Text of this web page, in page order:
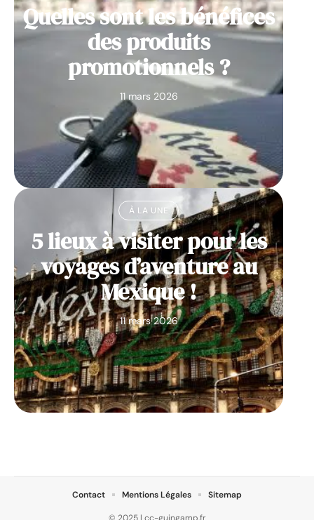
Quelles sont les bénéfices
des produits
promotionnels ?
11 mars 2026
À LA UNE
5 lieux à visiter pour les
voyages d’aventure au
Mexique !
11 mars 2026
© 2025 | cc-guingamp.fr
Contact Mentions Légales Sitemap